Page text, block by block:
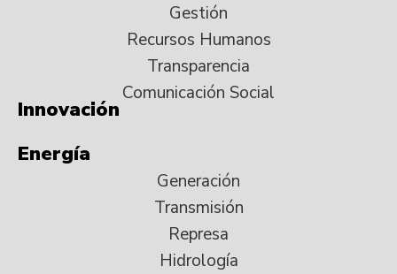
Gestión
Recursos Humanos
Transparencia
Comunicación Social
Innovación
Energía
Generación
Transmisión
Represa
Hidrología